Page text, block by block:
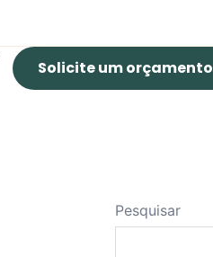
Solicite um orçamento
Pesquisar